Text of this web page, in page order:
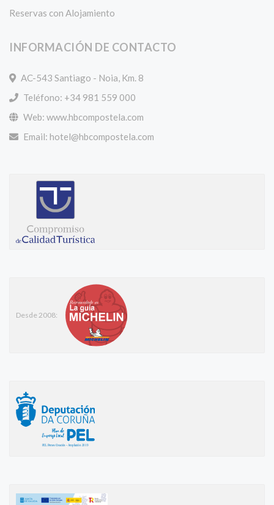
Reservas con Alojamiento
INFORMACIÓN DE CONTACTO
AC-543 Santiago - Noia, Km. 8
Teléfono: +34 981 559 000
Web: www.hbcompostela.com
Email: hotel@hbcompostela.com
Desde 2008: